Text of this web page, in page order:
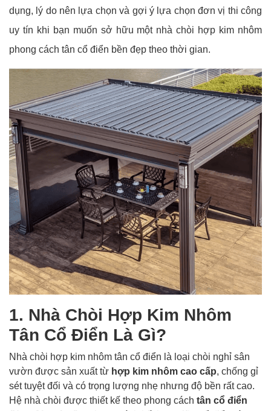
dụng, lý do nên lựa chọn và gợi ý lựa chọn đơn vị thi công
uy tín khi bạn muốn sở hữu một nhà chòi hợp kim nhôm
phong cách tân cổ điển bền đẹp theo thời gian.
1. Nhà Chòi Hợp Kim Nhôm
Tân Cổ Điển Là Gì?
Nhà chòi hợp kim nhôm tân cổ điển là loại chòi nghỉ sân
vườn được sản xuất từ hợp kim nhôm cao cấp, chống gỉ
sét tuyệt đối và có trọng lượng nhẹ nhưng độ bền rất cao.
Hệ nhà chòi được thiết kế theo phong cách tân cổ điển